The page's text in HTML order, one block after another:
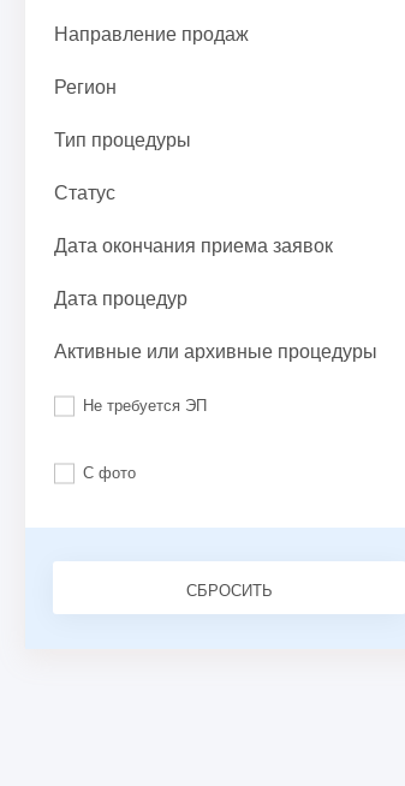
Направление продаж
Регион
Тип процедуры
Статус
Дата окончания приема заявок
Дата процедур
Активные или архивные процедуры
Не требуется ЭП
С фото
СБРОСИТЬ